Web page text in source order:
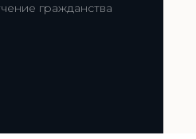
гражданства